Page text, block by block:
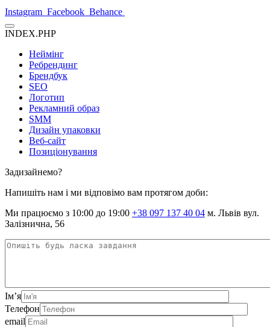
Instagram Facebook Behance
INDEX.PHP
Неймінг
Ребрендинг
Брендбук
SEO
Логотип
Рекламний образ
SMM
Дизайн упаковки
Веб-сайт
Позиціонування
Задизайнемо?
Напишіть нам і ми відповімо вам протягом доби:
Ми працюємо з 10:00 до 19:00 +38 097 137 40 04 м. Львів вул.
Залізнична, 56
Ім’я
Телефон
email